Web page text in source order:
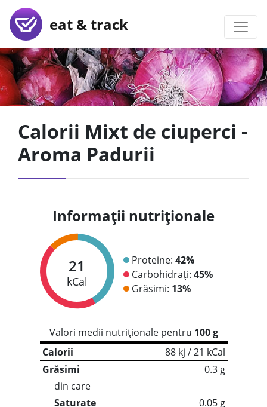
eat & track
Calorii Mixt de ciuperci -
Aroma Padurii
Informații nutriționale
21
kCal
Proteine: 42%
Carbohidrați: 45%
Grăsimi: 13%
Valori medii nutriționale pentru 100 g
Calorii
88 kj / 21 kCal
Grăsimi
0.3 g
din care
Saturate
0.05 g